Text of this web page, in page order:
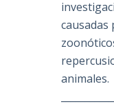
animales.